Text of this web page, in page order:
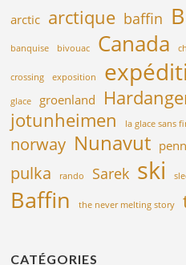
arctic arctique baffin
banquise bivouac Canada
crossing exposition
glace groenland
jotunheimen la glace sans
norway Nunavut
pulka rando Sarek ski
Baffin
the never melting story
CATÉGORIES